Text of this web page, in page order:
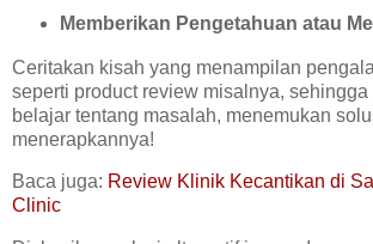
Memberikan Pengetahuan atau
Ceritakan kisah yang menampilan
seperti product review misalnya,
belajar tentang masalah, menemukan
menerapkannya!
Baca juga: Review Klinik Kecantikan di
Clinic